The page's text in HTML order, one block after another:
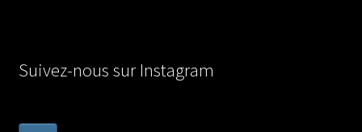
Suivez-nous sur Instagram